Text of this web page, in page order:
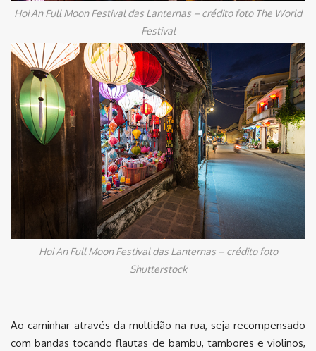
Hoi An Full Moon Festival das Lanternas – crédito foto The World
Festival
Hoi An Full Moon Festival das Lanternas – crédito foto
Shutterstock
Ao caminhar através da multidão na rua, seja recompensado
com bandas tocando flautas de bambu, tambores e violinos,